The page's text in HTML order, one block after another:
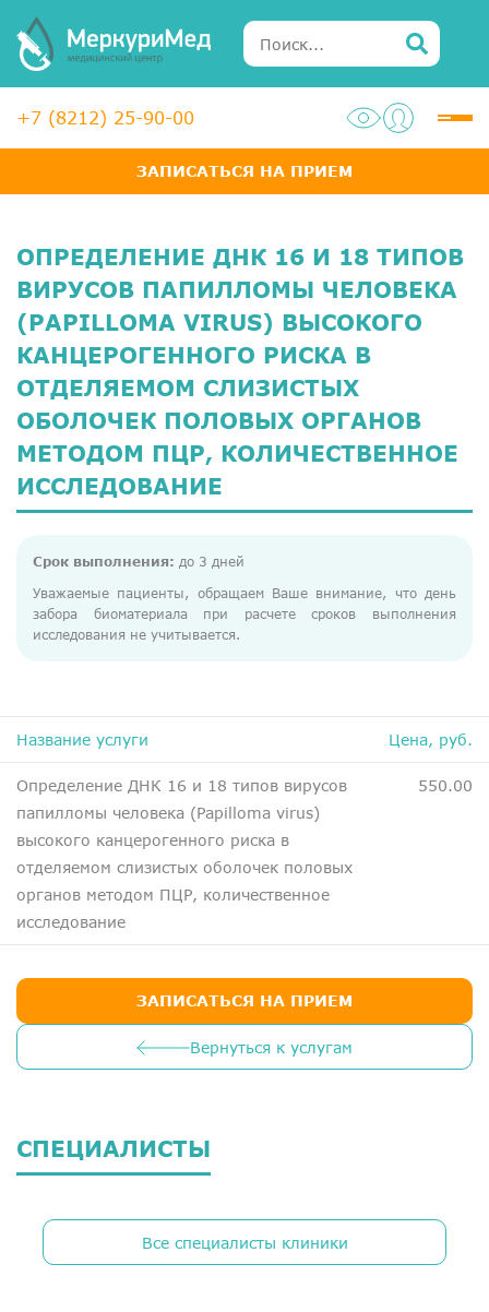
+7 (8212) 25-90-00
ЗАПИСАТЬСЯ НА ПРИЕМ
Услуги
Медосмотры для справок
Анализы
Новости
Контакты
Справка для налоговой
ОПРЕДЕЛЕНИЕ ДНК 16 И 18 ТИПОВ
ВИРУСОВ ПАПИЛЛОМЫ ЧЕЛОВЕКА
(PAPILLOMA VIRUS) ВЫСОКОГО
КАНЦЕРОГЕННОГО РИСКА В
ОТДЕЛЯЕМОМ СЛИЗИСТЫХ
ОБОЛОЧЕК ПОЛОВЫХ ОРГАНОВ
МЕТОДОМ ПЦР, КОЛИЧЕСТВЕННОЕ
ИССЛЕДОВАНИЕ
Срок выполнения: до 3 дней
Уважаемые пациенты, обращаем Ваше внимание, что день
забора биоматериала при расчете сроков выполнения
исследования не учитывается.
Название услуги Цена, руб.
Определение ДНК 16 и 18 типов вирусов
папилломы человека (Papilloma virus)
высокого канцерогенного риска в
отделяемом слизистых оболочек половых
органов методом ПЦР, количественное
исследование
550.00
Вернуться к услугам
ЗАПИСАТЬСЯ НА ПРИЕМ
СПЕЦИАЛИСТЫ
Все специалисты клиники